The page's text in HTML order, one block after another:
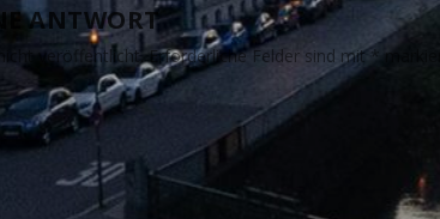
ANTWORT
veröffentlicht. Erforderliche Felder sind mit* markiert